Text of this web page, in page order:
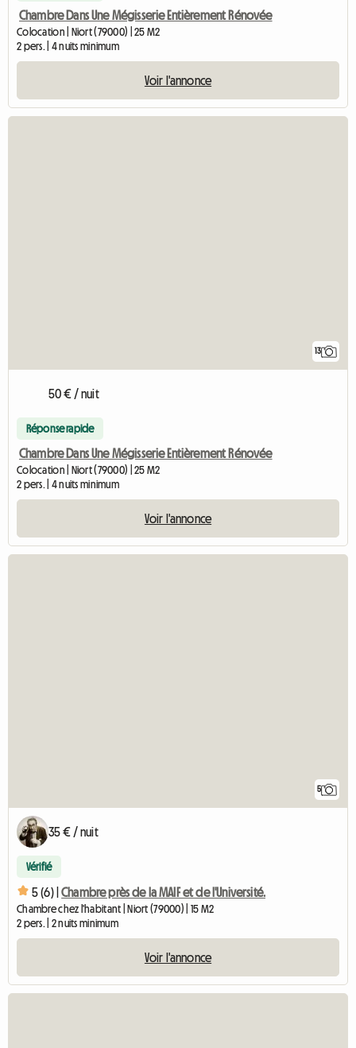
Chambre Dans Une Mégisserie Entièrement Rénovée
Colocation | Niort (79000) | 25 M2
2 pers. | 4 nuits minimum
Voir l'annonce
13
50 € / nuit
Réponse rapide
Chambre Dans Une Mégisserie Entièrement Rénovée
Colocation | Niort (79000) | 25 M2
2 pers. | 4 nuits minimum
Voir l'annonce
5
35 € / nuit
Vérifié
5 (6) | Chambre près de la MAIF et de l'Université.
Chambre chez l'habitant | Niort (79000) | 15 M2
2 pers. | 2 nuits minimum
Voir l'annonce